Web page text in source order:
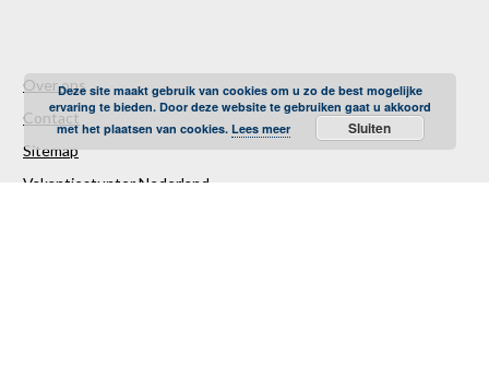
Over ons
Contact
Sitemap
Vakantiestunter Nederland
Deze site maakt gebruik van cookies om u zo de best mogelijke
ervaring te bieden. Door deze website te gebruiken gaat u akkoord
met het plaatsen van cookies. Lees meer Sluiten